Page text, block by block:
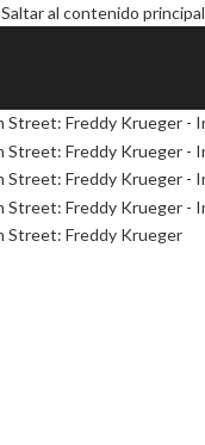
Saltar al contenido principal